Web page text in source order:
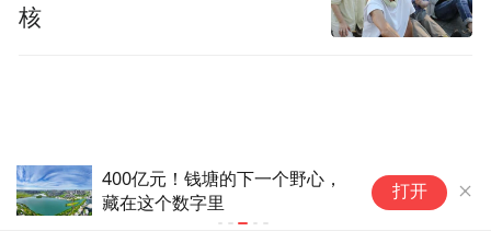
中港石油(00632)：郑镇昇辞任首席财务
官、公司秘书、授权代表及法律程序文件
打开
核